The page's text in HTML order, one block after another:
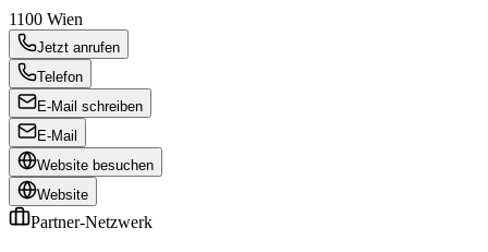
1100 Wien
Jetzt anrufen
Telefon
E-Mail schreiben
E-Mail
Website besuchen
Website
Partner-Netzwerk